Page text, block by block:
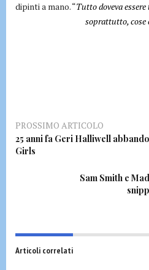
dipinti a mano. “Tutto doveva
soprattutto, cose
PROSSIMO ARTICOLO
25 anni fa Geri Halliwell
Girls
Sam Smith e
Articoli correlati